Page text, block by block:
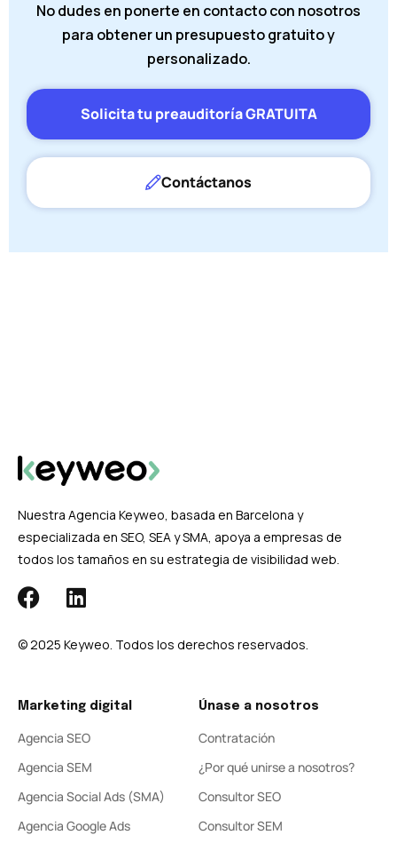
No dudes en ponerte en contacto con nosotros
para obtener un presupuesto gratuito y
personalizado.
Solicita tu preauditoría GRATUITA
Contáctanos
Nuestra Agencia Keyweo, basada en Barcelona y
especializada en SEO, SEA y SMA, apoya a empresas de
todos los tamaños en su estrategia de visibilidad web.
© 2025 Keyweo. Todos los derechos reservados.
Marketing digital
Agencia SEO
Agencia SEM
Agencia Social Ads (SMA)
Agencia Google Ads
Únase a nosotros
Contratación
¿Por qué unirse a nosotros?
Consultor SEO
Consultor SEM